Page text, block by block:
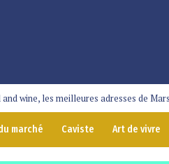
wine, les meilleures adresses de
marché Caviste Art de vivre